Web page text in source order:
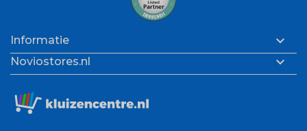
Informatie 
Noviostores.nl 